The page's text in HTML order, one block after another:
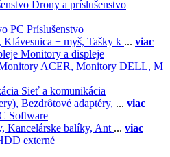
Drony a príslušenstvo
PC Príslušenstvo
Klávesnica + myš, Tašky k ... viac
Monitory a displeje
ACER, Monitory DELL, M
Sieť a komunikácia
Bezdrôtové adaptéry, ... viac
Software
Kancelárske balíky, Ant ... viac
externé